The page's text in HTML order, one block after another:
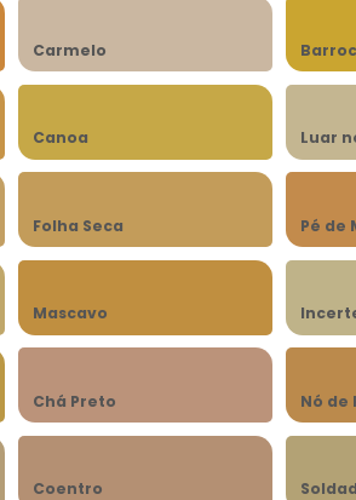
Carmelo
Canoa Luar
Folha Seca Pé de
Mascavo
Chá Preto Nó de
Coentro